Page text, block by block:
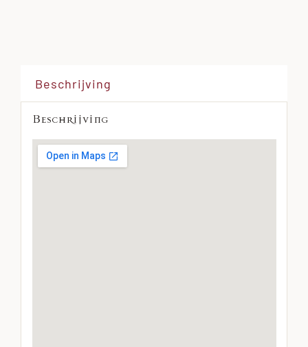
Beschrijving
Beschrijving